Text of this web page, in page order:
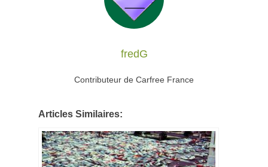
fredG
Contributeur de Carfree France
Articles Similaires: